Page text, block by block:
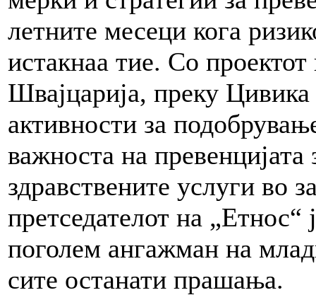
летните месеци кога
истакнаа тие. Со
Швајцарија, преку
активности за
важноста на
здравствените услуги во
претседателот на
поголем ангажман на
сите останати прашања.